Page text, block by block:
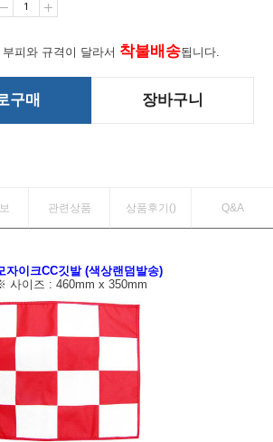
피와 규격이 달라서 착불배송됩니다.
구매 장바구니
관련상품 상품후기() Q&A
이크CC깃발 (색상랜덤발송)
사이즈 : 460mm x 350mm